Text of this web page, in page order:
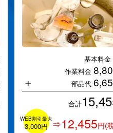
基本料金
作業料金
部品代
+
合計
WEB割引最大
3,000円 ⇒12,455円(